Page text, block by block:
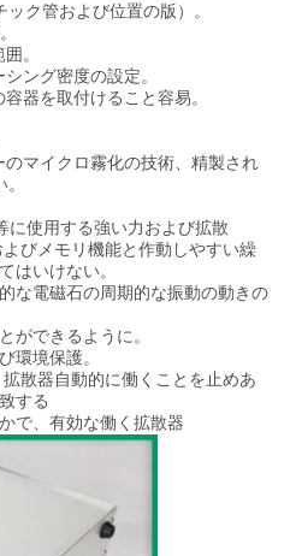
ック管および位置の版）。
。
ング密度の設定。
器を取付けること容易。
マイクロ霧化の技術、精製され
に使用する強い力および拡散
びメモリ機能と作動しやすい繰
はいけない。
な電磁石の周期的な振動の動きの
ができるように。
環境保護。
散器自動的に働くことを止めあ
する
で、有効な働く拡散器